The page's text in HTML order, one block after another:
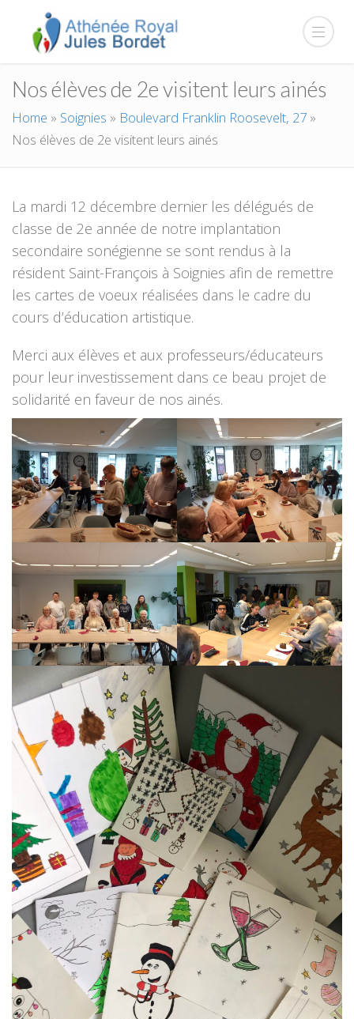
Nos élèves de 2e visitent leurs ainés
Home » Soignies » Boulevard Franklin Roosevelt, 27 »
Nos élèves de 2e visitent leurs ainés
La mardi 12 décembre dernier les délégués de
classe de 2e année de notre implantation
secondaire sonégienne se sont rendus à la
résident Saint-François à Soignies afin de remettre
les cartes de voeux réalisées dans le cadre du
cours d’éducation artistique.
Merci aux élèves et aux professeurs/éducateurs
pour leur investissement dans ce beau projet de
solidarité en faveur de nos ainés.